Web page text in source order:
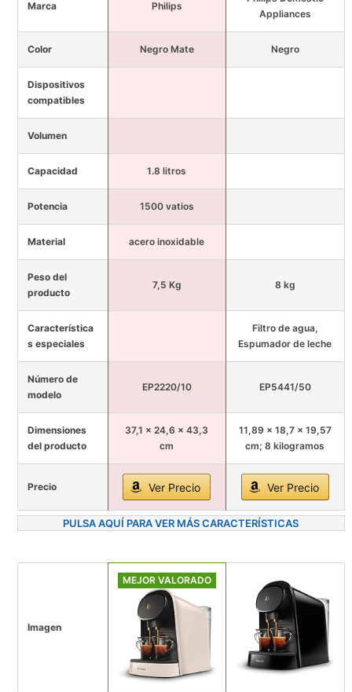
Marca Philips
Appliances
Color Negro Mate Negro
Dispositivos
compatibles
Volumen
Capacidad 1.8 litros
Potencia 1500 vatios
Material acero inoxidable
Peso del
producto
7,5 Kg 8 kg
Característica
s especiales
Filtro de agua,
Espumador de leche
Número de
modelo
EP2220/10 EP5441/50
Dimensiones
del producto
37,1 x 24,6 x 43,3
cm
11,89 x 18,7 x 19,57
cm; 8 kilogramos
Precio Ver Precio Ver Precio
PULSA AQUÍ PARA VER MÁS CARACTERÍSTICAS
Imagen
MEJOR VALORADO